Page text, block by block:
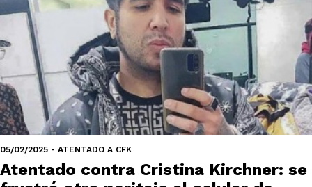
05/02/2025 - ATENTADO A CFK
Atentado contra Cristina Kirchner: se